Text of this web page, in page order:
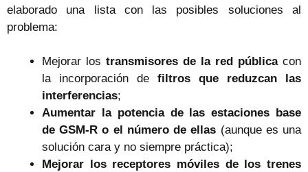
elaborado una lista con las posibles soluciones al
problema:
Mejorar los transmisores de la red públicacon
la incorporación de filtros que reduzcan las
interferencias;
Aumentar la potencia de las estaciones base
de GSM-R o el número de ellas (aunque es una
solución cara y no siempre práctica);
Mejorar los receptores móviles de los trenes